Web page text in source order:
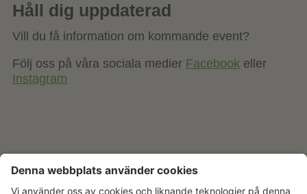
Håll dig uppdaterad
Vill du få information om kommande event?
Följ oss på våra sociala medier Facebook eller
Instagram